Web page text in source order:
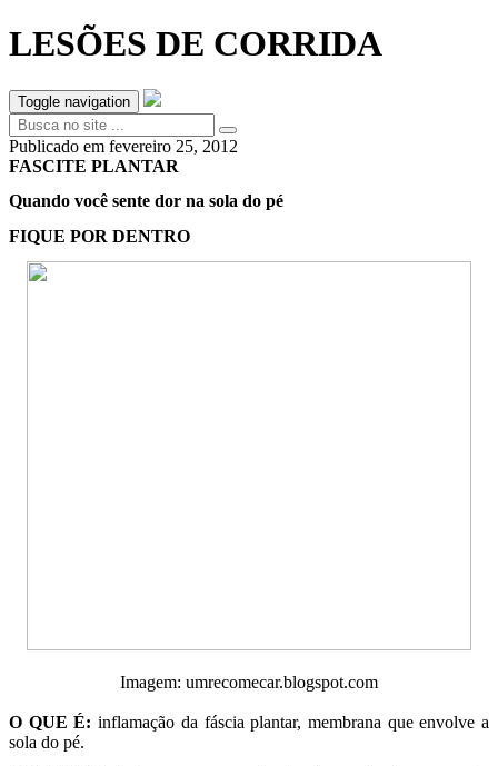
LESÕES DE CORRIDA
Toggle navigation
Publicado em fevereiro 25, 2012
FASCITE PLANTAR
Quando você sente dor na sola do pé
FIQUE POR DENTRO
Imagem: umrecomecar.blogspot.com
O QUE É:inflamação da fáscia plantar, membrana que envolve a
sola do pé.